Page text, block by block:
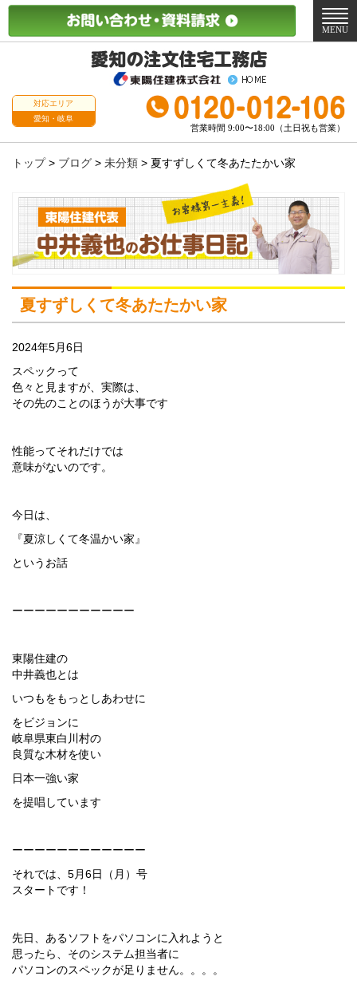
対応エリア
愛知・岐阜
営業時間 9:00〜18:00（土日祝も営業）
メ
ニ
MENU
トップ> ブログ > 未分類 > 夏すずしくて冬あたたかい家
夏すずしくて冬あたたかい家
2024年5月6日
スペックって
色々と見ますが、実際は、
その先のことのほうが大事です
性能ってそれだけでは
意味がないのです。
今日は、
『夏涼しくて冬温かい家』
というお話
ーーーーーーーーーーー
東陽住建の
中井義也とは
いつもをもっとしあわせに
をビジョンに
岐阜県東白川村の
良質な木材を使い
日本一強い家
を提唱しています
ーーーーーーーーーーーー
それでは、5月6日（月）号
スタートです！
先日、あるソフトをパソコンに入れようと
思ったら、そのシステム担当者に
パソコンのスペックが足りません。。。。